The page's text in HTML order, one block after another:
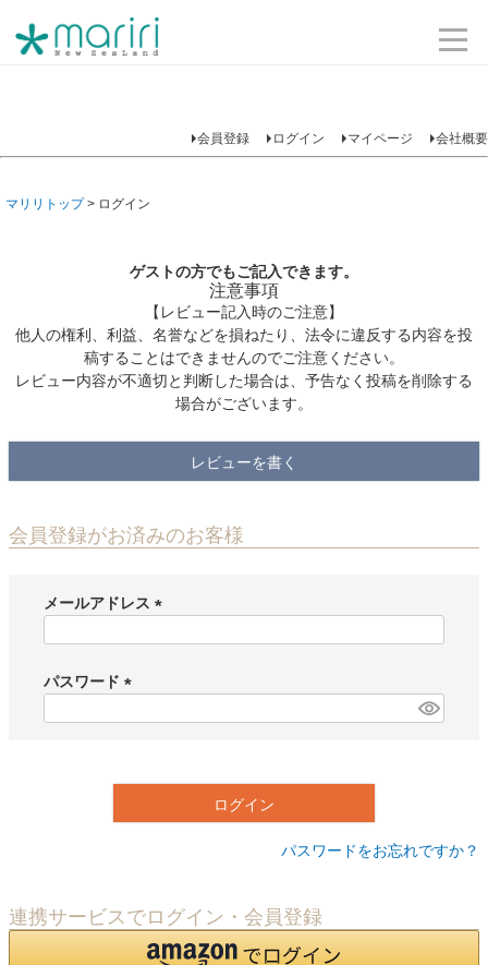
会員登録 ログイン マイページ 会社概要
マリリトップ ログイン
ゲストの方でもご記入できます。
注意事項
【レビュー記入時のご注意】
他人の権利、利益、名誉などを損ねたり、法令に違反する内容を投
稿することはできませんのでご注意ください。
レビュー内容が不適切と判断した場合は、予告なく投稿を削除する
場合がございます。
レビューを書く
会員登録がお済みのお客様
メールアドレス
)
パスワード
ログイン
パスワードをお忘れですか？
連携サービスでログイン・会員登録